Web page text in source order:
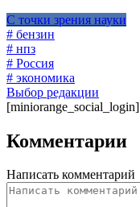
С точки зрения науки
# бензин
# нпз
# Россия
# экономика
Выбор редакции
[miniorange_social_login]
Комментарии
Написать комментарий